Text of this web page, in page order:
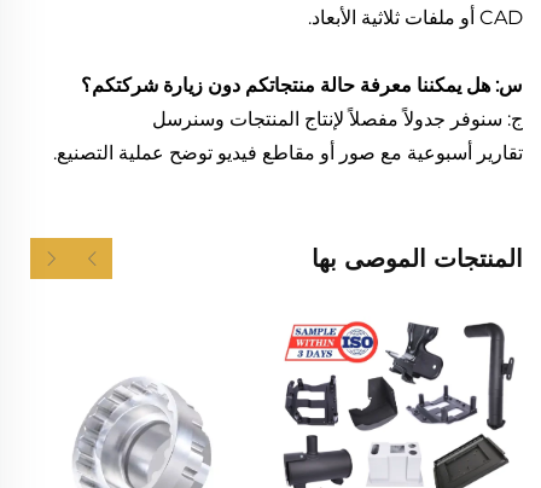
CAD أو ملفات ثلاثية الأبعاد.
س: هل يمكننا معرفة حالة منتجاتكم دون زيارة شركتكم؟
ج: سنوفر جدولاً مفصلاً لإنتاج المنتجات وسنرسل
تقارير أسبوعية مع صور أو مقاطع فيديو توضح عملية التصنيع.
المنتجات الموصى بها